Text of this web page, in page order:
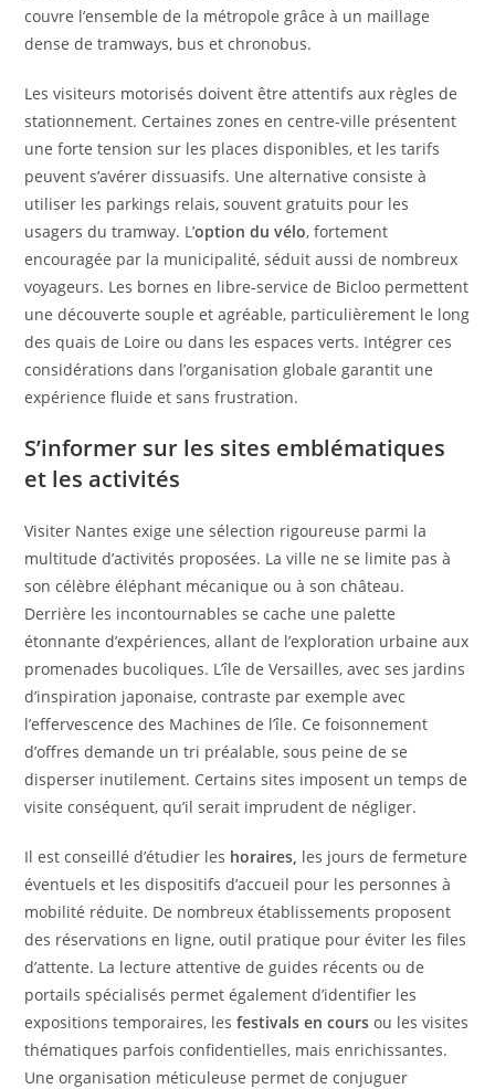
couvre l’ensemble de la métropole grâce à un maillage
dense de tramways, bus et chronobus.
Les visiteurs motorisés doivent être attentifs aux règles de
stationnement. Certaines zones en centre-ville présentent
une forte tension sur les places disponibles, et les tarifs
peuvent s’avérer dissuasifs. Une alternative consiste à
utiliser les parkings relais, souvent gratuits pour les
usagers du tramway. L’option du vélo, fortement
encouragée par la municipalité, séduit aussi de nombreux
voyageurs. Les bornes en libre-service de Bicloo permettent
une découverte souple et agréable, particulièrement le long
des quais de Loire ou dans les espaces verts. Intégrer ces
considérations dans l’organisation globale garantit une
expérience fluide et sans frustration.
S’informer sur les sites emblématiques
et les activités
Visiter Nantes exige une sélection rigoureuse parmi la
multitude d’activités proposées. La ville ne se limite pas à
son célèbre éléphant mécanique ou à son château.
Derrière les incontournables se cache une palette
étonnante d’expériences, allant de l’exploration urbaine aux
promenades bucoliques. L’île de Versailles, avec ses jardins
d’inspiration japonaise, contraste par exemple avec
l’effervescence des Machines de l’île. Ce foisonnement
d’offres demande un tri préalable, sous peine de se
disperser inutilement. Certains sites imposent un temps de
visite conséquent, qu’il serait imprudent de négliger.
Il est conseillé d’étudier les horaires, les jours de fermeture
éventuels et les dispositifs d’accueil pour les personnes à
mobilité réduite. De nombreux établissements proposent
des réservations en ligne, outil pratique pour éviter les files
d’attente. La lecture attentive de guides récents ou de
portails spécialisés permet également d’identifier les
expositions temporaires, lesfestivals en cours ou les visites
thématiques parfois confidentielles, mais enrichissantes.
Une organisation méticuleuse permet de conjuguer